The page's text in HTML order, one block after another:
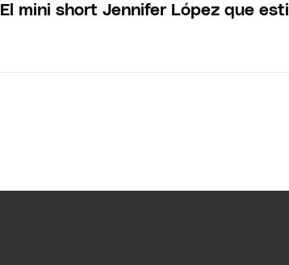
El mini short Jennifer López que